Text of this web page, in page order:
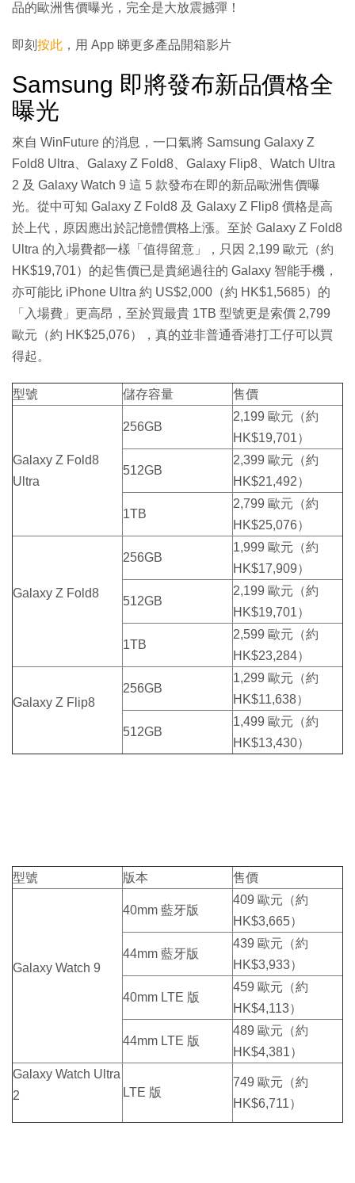
品的歐洲售價曝光，完全是大放震撼彈！
即刻 按此 ，用 App 睇更多產品開箱影片
Samsung 即將發布新品價格全
曝光
來自 WinFuture 的消息，一口氣將 Samsung Galaxy Z
Fold8 Ultra、Galaxy Z Fold8、Galaxy Flip8、Watch Ultra
2 及 Galaxy Watch 9 這 5 款發布在即的新品歐洲售價曝
光。從中可知 Galaxy Z Fold8 及 Galaxy Z Flip8 價格是高
於上代，原因應出於記憶體價格上漲。至於 Galaxy Z Fold8
Ultra 的入場費都一樣「值得留意」，只因 2,199 歐元（約
HK$19,701）的起售價已是貴絕過往的 Galaxy 智能手機，
亦可能比 iPhone Ultra 約 US$2,000（約 HK$1,5685）的
「入場費」更高昂，至於買最貴 1TB 型號更是索價 2,799
歐元（約 HK$25,076），真的並非普通香港打工仔可以買
得起。
型號 儲存容量 售價
Galaxy Z Fold8
Ultra
256GB
2,199 歐元（約
HK$19,701）
512GB
2,399 歐元（約
HK$21,492）
1TB
2,799 歐元（約
HK$25,076）
Galaxy Z Fold8
256GB
1,999 歐元（約
HK$17,909）
512GB
2,199 歐元（約
HK$19,701）
1TB
2,599 歐元（約
HK$23,284）
Galaxy Z Flip8
256GB
1,299 歐元（約
HK$11,638）
512GB
1,499 歐元（約
HK$13,430）
型號 版本 售價
Galaxy Watch 9
40mm 藍牙版
409 歐元（約
HK$3,665）
44mm 藍牙版
439 歐元（約
HK$3,933）
40mm LTE 版
459 歐元（約
HK$4,113）
44mm LTE 版
489 歐元（約
HK$4,381）
Galaxy Watch Ultra
2
LTE 版
749 歐元（約
HK$6,711）